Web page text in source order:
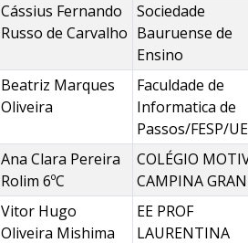
Cássius Fernando
Russo de Carvalho
Sociedade
Bauruense de
Ensino
Beatriz Marques
Oliveira
Faculdade de
Informatica de
Passos/FESP/
Ana Clara Pereira
Rolim 6ºC
COLÉGIO
CAMPINA
Vitor Hugo
Oliveira Mishima
EE PROF
LAURENTINA